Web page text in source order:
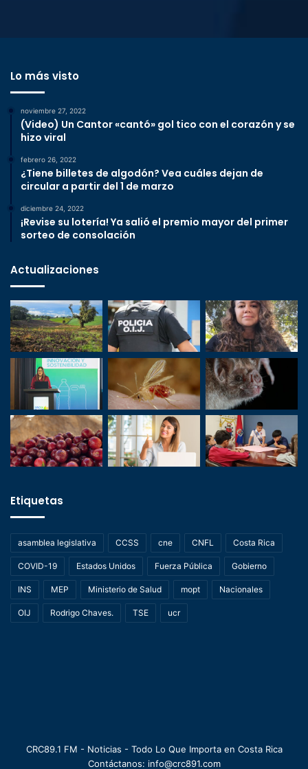
Lo más visto
noviembre 27, 2022
(Video) Un Cantor «cantó» gol tico con el corazón y se
hizo viral
febrero 26, 2022
¿Tiene billetes de algodón? Vea cuáles dejan de
circular a partir del 1 de marzo
diciembre 24, 2022
¡Revise su lotería! Ya salió el premio mayor del primer
sorteo de consolación
Actualizaciones
Etiquetas
asamblea legislativa CCSS cne CNFL Costa Rica
COVID-19 Estados Unidos Fuerza Pública Gobierno
INS MEP Ministerio de Salud mopt Nacionales
OIJ Rodrigo Chaves. TSE ucr
CRC89.1 FM - Noticias - Todo Lo Que Importa en Costa Rica
Contáctanos: info@crc891.com